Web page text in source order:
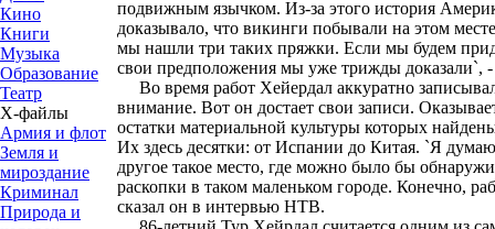
Кино
Книги
Музыка
Образование
Театр
Х-файлы
Армия и флот
Земля и
мироздание
Криминал
Природа и
подвижным язычком. Из-за этого история
доказывало, что викинги побывали на этом
мы нашли три таких пряжки. Если мы будем
свои предположения мы уже трижды доказали`,
Во время работ Хейердал аккуратно
внимание. Вот он достает свои записи.
остатки материальной культуры которых
Их здесь десятки: от Испании до Китая. `Я
другое такое место, где можно было бы
раскопки в таком маленьком городе. Конечно,
сказал он в интервью НТВ.